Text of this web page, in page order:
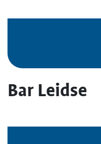
Bar Leidse